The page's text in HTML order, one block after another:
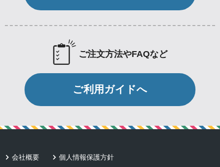
ご注文方法やFAQなど
ご利用ガイドへ
会社概要
個人情報保護方針